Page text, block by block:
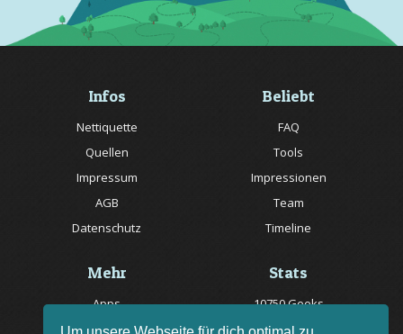
Infos
Nettiquette
Quellen
Impressum
AGB
Datenschutz
Beliebt
FAQ
Tools
Impressionen
Team
Timeline
Mehr
Apps
Jobs
Stats
10750 Geeks
20057 Rätsel online